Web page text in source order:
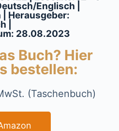
Englisch |
| Herausgeber:
|
28.08.2023
Buch? Hier
bestellen:
(Taschenbuch)